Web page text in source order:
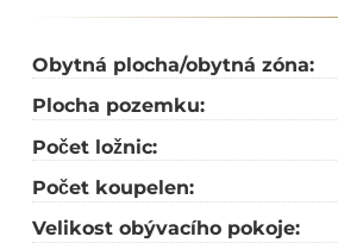
Obytná plocha/obytná zóna:
Plocha pozemku:
Počet ložnic:
Počet koupelen:
Velikost obývacího pokoje: